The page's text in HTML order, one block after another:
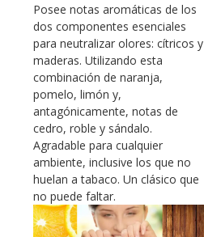
Posee notas aromáticas de los
dos componentes esenciales
para neutralizar olores: cítricos y
maderas. Utilizando esta
combinación de naranja,
pomelo, limón y,
antagónicamente, notas de
cedro, roble y sándalo.
Agradable para cualquier
ambiente, inclusive los que no
huelan a tabaco. Un clásico que
no puede faltar.